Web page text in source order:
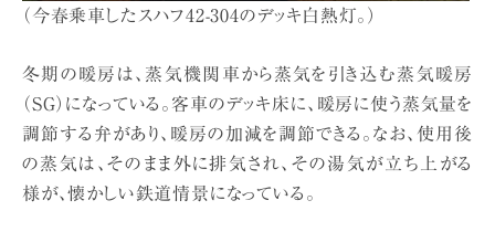
（今春乗車したスハフ42-304のデッキ白熱灯。）
冬期の暖房は、蒸気機関車から蒸気を引き込む蒸気暖房
（SG）になっている。客車のデッキ床に、暖房に使う蒸気量を
調節する弁があり、暖房の加減を調節できる。なお、使用後
の蒸気は、そのまま外に排気され、その湯気が立ち上がる
様が、懐かしい鉄道情景になっている。